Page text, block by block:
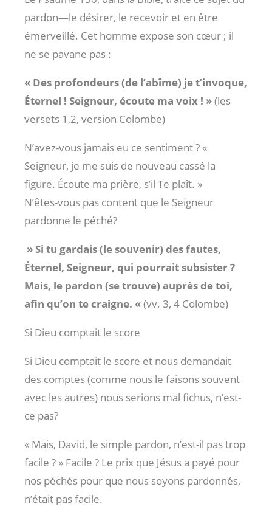
pardon—le désirer, le recevoir et en être
émerveillé. Cet homme expose son cœur ; il
ne se pavane pas :
« Des profondeurs (de l’abîme) je t’invoque,
Éternel ! Seigneur, écoute ma voix ! »(les
versets 1,2, version Colombe)
N’avez-vous jamais eu ce sentiment ? «
Seigneur, je me suis de nouveau cassé la
figure. Écoute ma prière, s’il Te plaît. »
N’êtes-vous pas content que le Seigneur
pardonne le péché?
» Si tu gardais (le souvenir) des fautes,
Éternel, Seigneur, qui pourrait subsister ?
Mais, le pardon (se trouve) auprès de toi,
afin qu’on te craigne. «(vv. 3, 4 Colombe)
Si Dieu comptait le score
Si Dieu comptait le score et nous demandait
des comptes (comme nous le faisons souvent
avec les autres) nous serions mal fichus, n’est-
ce pas?
« Mais, David, le simple pardon, n’est-il pas trop
facile ? » Facile ? Le prix que Jésus a payé pour
nos péchés pour que nous soyons pardonnés,
n’était pas facile.